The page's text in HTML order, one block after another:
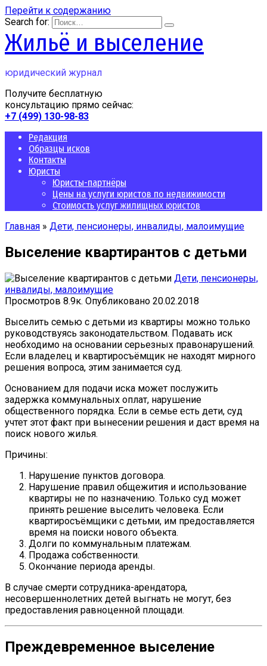
Перейти к содержанию
Search for:
Жильё и выселение
юридический журнал
Получите бесплатную
консультацию прямо сейчас:
+7 (499) 130-98-83
Редакция
Образцы исков
Контакты
Юристы
Юристы-партнёры
Цены на услуги юристов по недвижимости
Стоимость услуг жилищных юристов
Главная » Дети, пенсионеры, инвалиды, малоимущие
Выселение квартирантов с детьми
Дети, пенсионеры,
инвалиды, малоимущие
Просмотров 8.9к. Опубликовано 20.02.2018
Выселить семью с детьми из квартиры можно только
руководствуясь законодательством. Подавать иск
необходимо на основании серьезных правонарушений.
Если владелец и квартиросъёмщик не находят мирного
решения вопроса, этим занимается суд.
Основанием для подачи иска может послужить
задержка коммунальных оплат, нарушение
общественного порядка. Если в семье есть дети, суд
учтет этот факт при вынесении решения и даст время на
поиск нового жилья.
Причины:
Нарушение пунктов договора.
Нарушение правил общежития и использование
квартиры не по назначению. Только суд может
принять решение выселить человека. Если
квартиросъёмщики с детьми, им предоставляется
время на поиски нового объекта.
Долги по коммунальным платежам.
Продажа собственности.
Окончание периода аренды.
В случае смерти сотрудника-арендатора,
несовершеннолетних детей выгнать не могут, без
предоставления равноценной площади.
Преждевременное выселение